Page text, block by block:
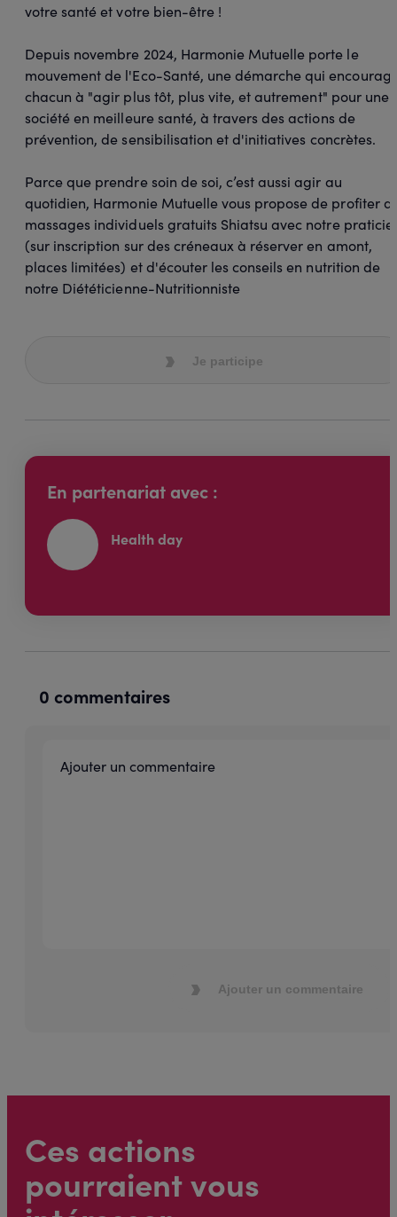
votre santé et votre bien-être !
Depuis novembre 2024, Harmonie Mutuelle porte le
mouvement de l'Eco-Santé, une démarche qui
chacun à "agir plus tôt, plus vite, et autrement" pour une
société en meilleure santé, à travers des actions de
prévention, de sensibilisation et d'initiatives concrètes.
Parce que prendre soin de soi, c’est aussi agir au
quotidien, Harmonie Mutuelle vous propose de profiter
massages individuels gratuits Shiatsu avec notre
(sur inscription sur des créneaux à réserver en amont,
places limitées) et d'écouter les conseils en nutrition de
notre Diététicienne-Nutritionniste
Je participe
0 commentaires
Ajouter un commentaire
En partenariat avec :
Health day
Ces actions
pourraient vous